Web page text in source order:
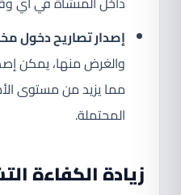
إصدار تصاريح دخول
والغرض منها، يمكن
مما يزيد من مستوى
المحتملة.
زيادة الكفاءة